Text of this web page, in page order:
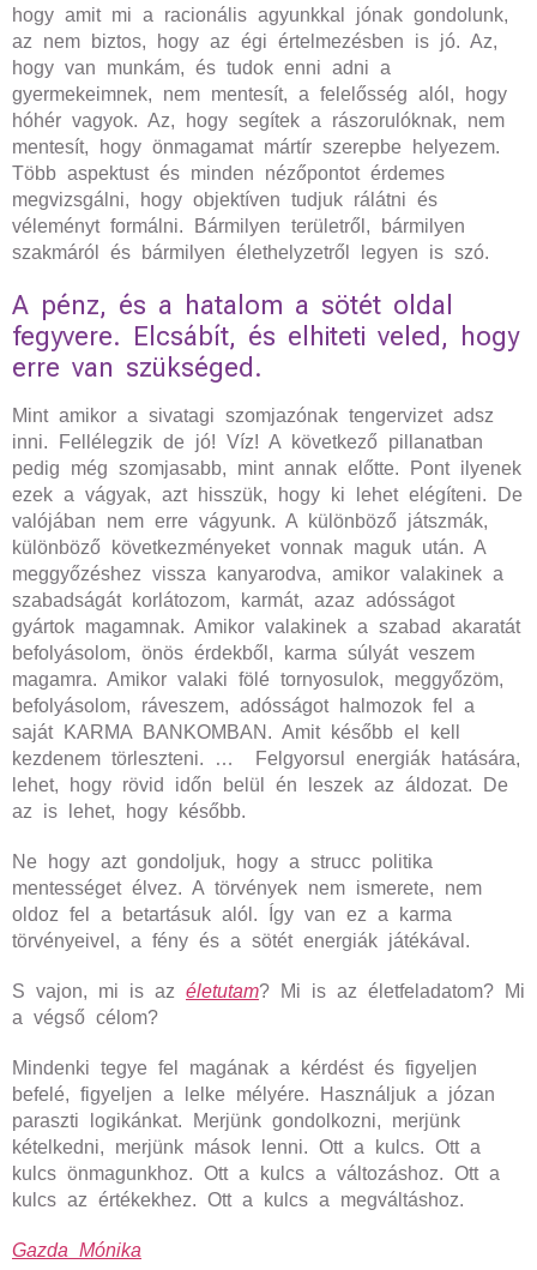
hogy amit mi a racionális agyunkkal jónak gondolunk,
az nem biztos, hogy az égi értelmezésben is jó. Az,
hogy van munkám, és tudok enni adni a
gyermekeimnek, nem mentesít, a felelősség alól, hogy
hóhér vagyok. Az, hogy segítek a rászorulóknak, nem
mentesít, hogy önmagamat mártír szerepbe helyezem.
Több aspektust és minden nézőpontot érdemes
megvizsgálni, hogy objektíven tudjuk rálátni és
véleményt formálni. Bármilyen területről, bármilyen
szakmáról és bármilyen élethelyzetről legyen is szó.
A pénz, és a hatalom a sötét oldal
fegyvere. Elcsábít, és elhiteti veled, hogy
erre van szükséged.
Mint amikor a sivatagi szomjazónak tengervizet adsz
inni. Fellélegzik de jó! Víz! A következő pillanatban
pedig még szomjasabb, mint annak előtte. Pont ilyenek
ezek a vágyak, azt hisszük, hogy ki lehet elégíteni. De
valójában nem erre vágyunk. A különböző játszmák,
különböző következményeket vonnak maguk után. A
meggyőzéshez vissza kanyarodva, amikor valakinek a
szabadságát korlátozom, karmát, azaz adósságot
gyártok magamnak. Amikor valakinek a szabad akaratát
befolyásolom, önös érdekből, karma súlyát veszem
magamra. Amikor valaki fölé tornyosulok, meggyőzöm,
befolyásolom, ráveszem, adósságot halmozok fel a
saját KARMA BANKOMBAN. Amit később el kell
kezdenem törleszteni. … Felgyorsul energiák hatására,
lehet, hogy rövid időn belül én leszek az áldozat. De
az is lehet, hogy később.
Ne hogy azt gondoljuk, hogy a strucc politika
mentességet élvez. A törvények nem ismerete, nem
oldoz fel a betartásuk alól. Így van ez a karma
törvényeivel, a fény és a sötét energiák játékával.
S vajon, mi is az életutam? Mi is az életfeladatom? Mi
a végső célom?
Mindenki tegye fel magának a kérdést és figyeljen
befelé, figyeljen a lelke mélyére. Használjuk a józan
paraszti logikánkat. Merjünk gondolkozni, merjünk
kételkedni, merjünk mások lenni. Ott a kulcs. Ott a
kulcs önmagunkhoz. Ott a kulcs a változáshoz. Ott a
kulcs az értékekhez. Ott a kulcs a megváltáshoz.
Gazda Mónika